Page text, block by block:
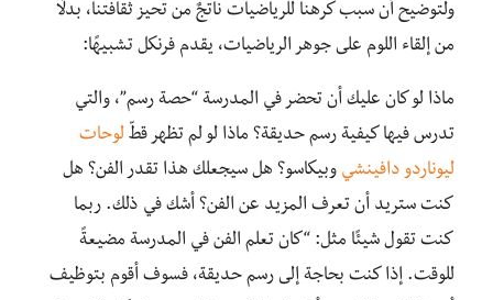
ولتوضيح أن سبب كرهنا للرياضيات ناتجٌ من تحيز ثقافتنا، بدلًا
من إلقاء اللوم على جوهر الرياضيات، يقدم فرنكل تشبيهًا:
ماذا لو كان عليك أن تحضر في المدرسة “حصة رسم”، والتي
تدرس فيها كيفية رسم حديقة؟ ماذا لو لم تظهر قطّ لوحات
ليوناردو دافينشي وبيكاسو؟ هل سيجعلك هذا تقدر الفن؟ هل
كنت ستريد أن تعرف المزيد عن الفن؟ أشك في ذلك. ربما
كنت تقول شيئًا مثل: “كان تعلم الفن في المدرسة مضيعةً
للوقت. إذا كنت بحاجة إلى رسم حديقة، فسوف أقوم بتوظيف